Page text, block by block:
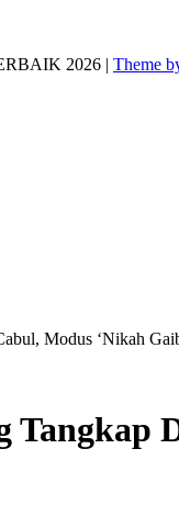
2026 | Theme
Modus ‘Nikah
Tangkap